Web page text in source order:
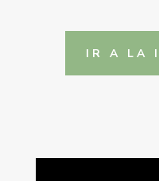
IR A LA